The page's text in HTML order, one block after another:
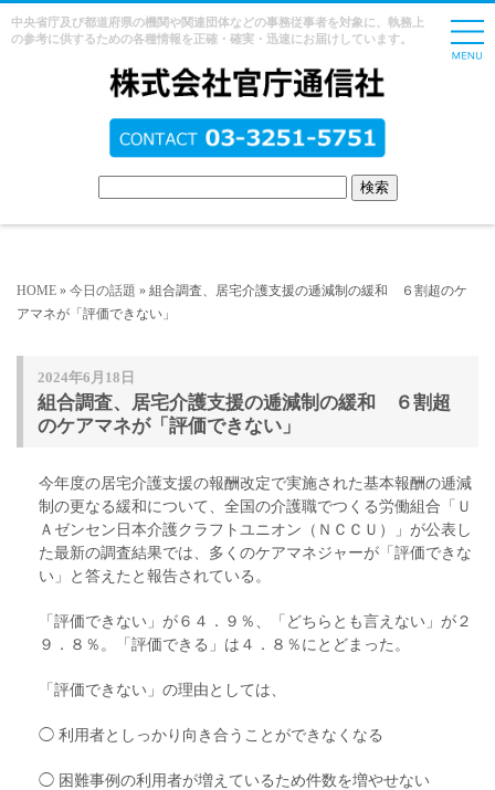
中央省庁及び都道府県の機関や関連団体などの事務従事者を対象に、執務上
の参考に供するための各種情報を正確・確実・迅速にお届けしています。
HOME » 今日の話題 » 組合調査、居宅介護支援の逓減制の緩和 ６割超のケ
アマネが「評価できない」
2024年6月18日
組合調査、居宅介護支援の逓減制の緩和 ６割超
のケアマネが「評価できない」
今年度の居宅介護支援の報酬改定で実施された基本報酬の逓減
制の更なる緩和について、全国の介護職でつくる労働組合「Ｕ
Ａゼンセン日本介護クラフトユニオン（ＮＣＣＵ）」が公表し
た最新の調査結果では、多くのケアマネジャーが「評価できな
い」と答えたと報告されている。
「評価できない」が６４．９％、「どちらとも言えない」が２
９．８％。「評価できる」は４．８％にとどまった。
「評価できない」の理由としては、
◯ 利用者としっかり向き合うことができなくなる
◯ 困難事例の利用者が増えているため件数を増やせない